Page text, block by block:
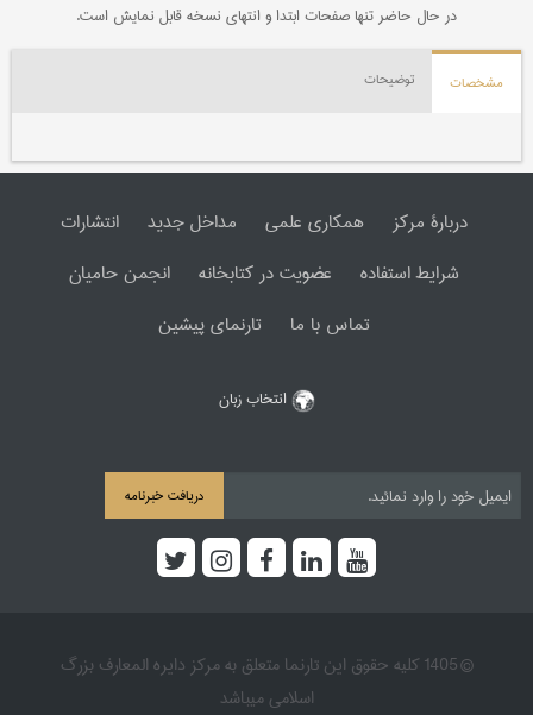
در حال حاضر تنها صفحات ابتدا و انتهای نسخه قابل نمایش است.
مشخصات توضیحات
دربارۀ مرکز همکاری علمی مداخل جدید
انتشارات
شرایط استفاده
عضویت در کتابخانه
انجمن حامیان
تماس با ما
تارنمای پیشین
انتخاب زبان
دریافت خبرنامه
© 1405 کلیه حقوق این تارنما متعلق به مرکز دایره المعارف بزرگ
اسلامی میباشد